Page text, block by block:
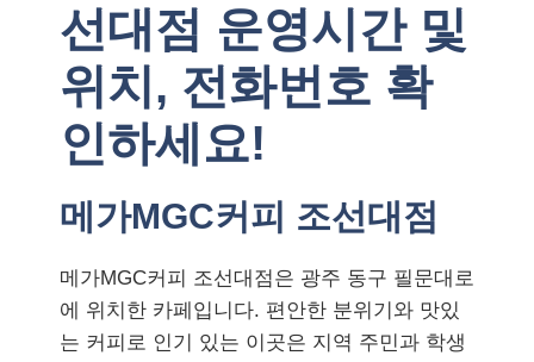
선대점 운영시간 및
위치, 전화번호 확
인하세요!
메가MGC커피 조선대점
메가MGC커피 조선대점은 광주 동구 필문대로
에 위치한 카페입니다. 편안한 분위기와 맛있
는 커피로 인기 있는 이곳은 지역 주민과 학생